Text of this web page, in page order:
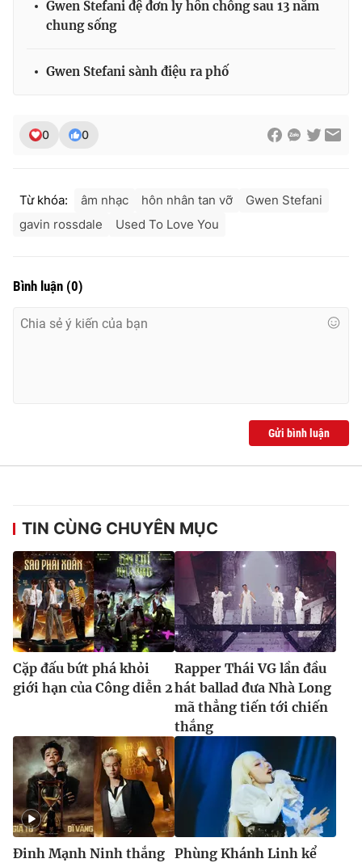
Ðiện thoại Thời báo VTV: 024.66 897 897
Email:toasoan@vtv.vn
® Cấm sao chép dưới mọi hình thức nếu không có sự chấp
thuận bằng văn bản. Ghi rõ nguồn VTV.vn khi phát hành lại
Gwen Stefani đệ đơn ly hôn chồng sau 13 năm
chung sống
Gwen Stefani sành điệu ra phố
0 0
Từ khóa: âm nhạc hôn nhân tan vỡ
Gwen Stefani
gavin rossdale
Used To Love You
Bình luận (0)
Gửi bình luận
TIN CÙNG CHUYÊN MỤC
Cặp đấu bứt phá khỏi
giới hạn của Công diễn 2
Rapper Thái VG lần đầu
hát ballad đưa Nhà Long
mã thẳng tiến tới chiến
thắng
Đinh Mạnh Ninh thắng Phùng Khánh Linh kể